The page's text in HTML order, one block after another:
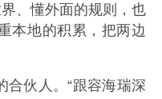
、懂外面的规则，也
本地的积累，把两边
合伙人。“跟容海瑞深